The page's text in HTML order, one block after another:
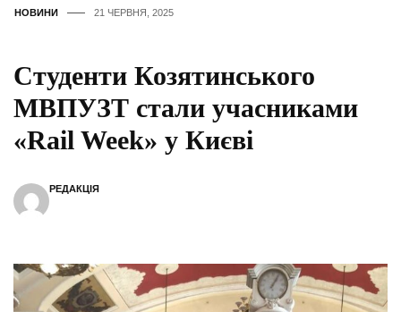
НОВИНИ 21 ЧЕРВНЯ, 2025
Студенти Козятинського
МВПУЗТ стали учасниками
«Rail Week» у Києві
РЕДАКЦІЯ